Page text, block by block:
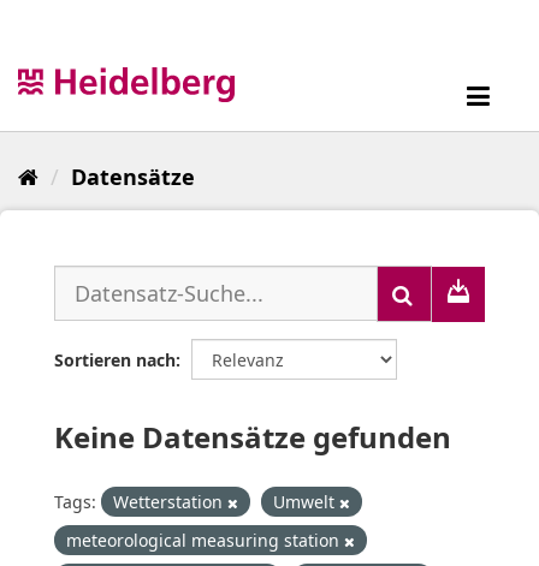
Datensätze
Sortieren nach
Keine Datensätze gefunden
Tags: Wetterstation
Umwelt
meteorological measuring station